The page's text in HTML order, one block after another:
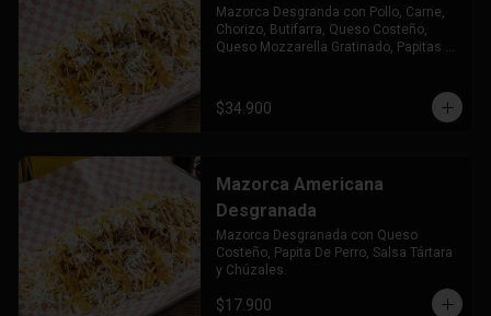
Mazorca Desgranda con Pollo, Carne,
Chorizo, Butifarra, Queso Costeño,
Queso Mozzarella Gratinado, Papitas
$34.900
Mazorca Americana
Desgranada
Mazorca Desgranada con Queso
Costeño, Papita De Perro, Salsa Tártara
y Chúzales.
$17.900